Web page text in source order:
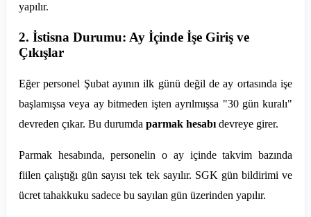
yapılır.
2. İstisna Durumu: Ay İçinde İşe Giriş ve
Çıkışlar
Eğer personel Şubat ayının ilk günü değil de ay ortasında işe
başlamışsa veya ay bitmeden işten ayrılmışsa "30 gün kuralı"
devreden çıkar. Bu durumda parmak hesabı devreye girer.
Parmak hesabında, personelin o ay içinde takvim bazında
fiilen çalıştığı gün sayısı tek tek sayılır. SGK gün bildirimi ve
ücret tahakkuku sadece bu sayılan gün üzerinden yapılır.